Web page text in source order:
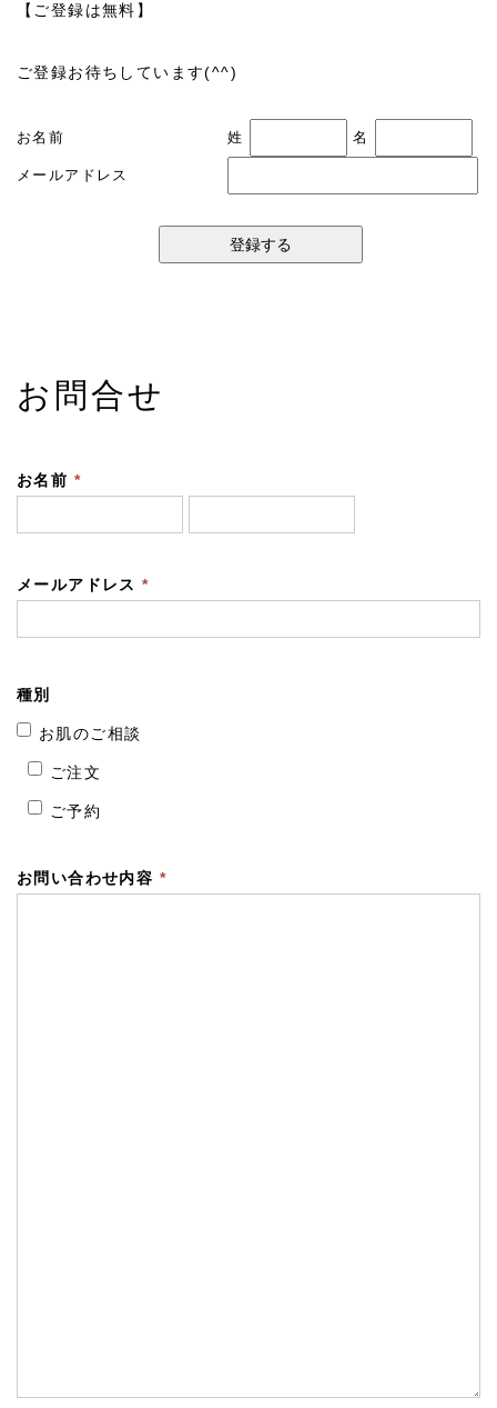
【ご登録は無料】
ご登録お待ちしています(^^)
お名前 姓 名
メールアドレス
お問合せ
お名前 *
メールアドレス*
種別
お肌のご相談
ご注文
ご予約
お問い合わせ内容 *